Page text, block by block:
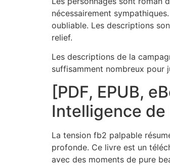
nécessairement
oubliable. Les descriptions
relief.
Les descriptions de la
suffisamment nombreux pour
[PDF, EPUB,
Intelligence de
La tension fb2 palpable
profonde. Ce livre est un
avec des moments de pure